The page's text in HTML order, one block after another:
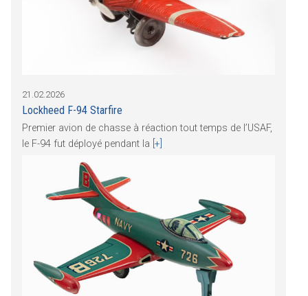
21.02.2026
Lockheed F-94 Starfire
Premier avion de chasse à réaction tout temps de l’USAF,
le F-94 fut déployé pendant la [+]